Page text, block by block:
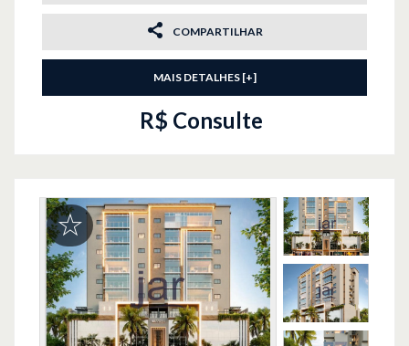
COMPARTILHAR
MAIS DETALHES [+]
R$ Consulte